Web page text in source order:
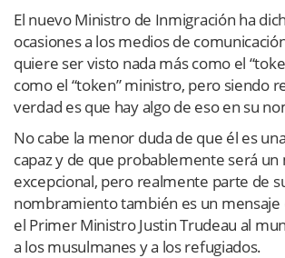
El nuevo Ministro de Inmigración ha
ocasiones a los medios de
quiere ser visto nada más como el
como el “token” ministro, pero siendo
verdad es que hay algo de eso en su
No cabe la menor duda de que él es
capaz y de que probablemente será
excepcional, pero realmente parte de
nombramiento también es un mensaje
el Primer Ministro Justin Trudeau al
a los musulmanes y a los refugiados.